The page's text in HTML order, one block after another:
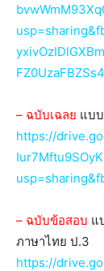
– ฉบับเฉลย แบ
https://
– ฉบับข้อสอบ แ
ภาษาไทย ป.3
https://